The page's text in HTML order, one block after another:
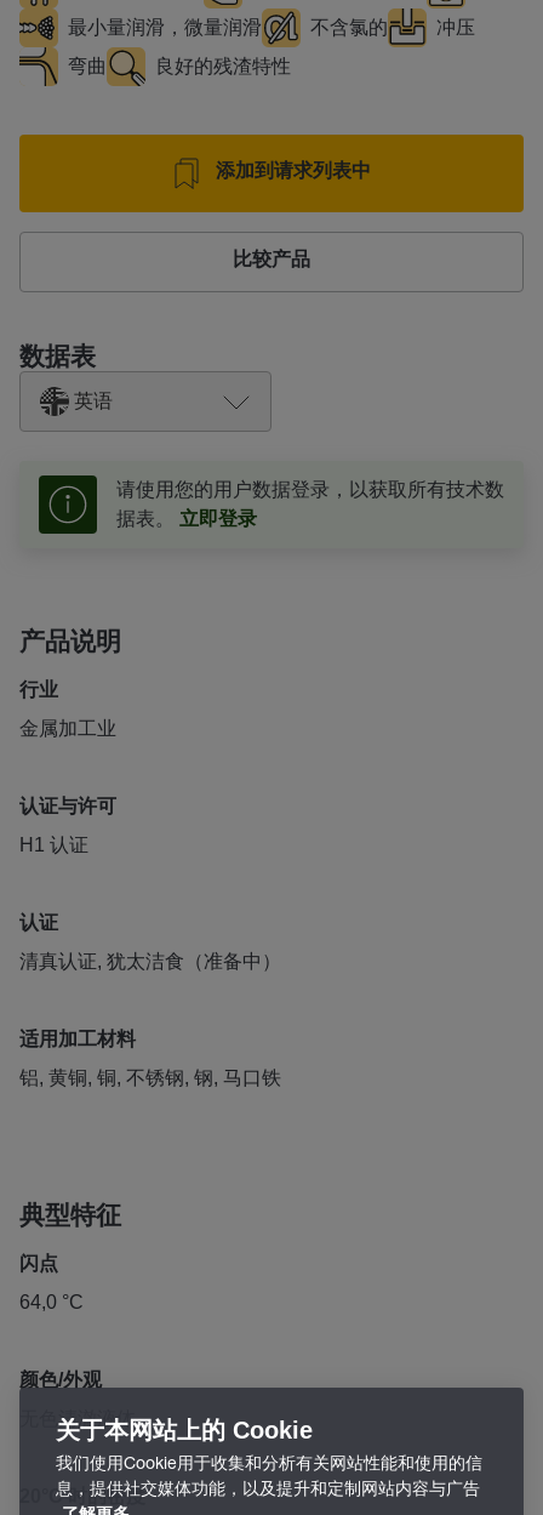
最小量润滑，微量润滑
不含氯的
冲压
弯曲
良好的残渣特性
添加到请求列表中
比较产品
数据表
英语
请使用您的用户数据登录，以获取所有技术数
据表。 立即登录
产品说明
行业
金属加工业
认证与许可
H1 认证
认证
清真认证, 犹太洁食（准备中）
适用加工材料
铝, 黄铜, 铜, 不锈钢, 钢, 马口铁
典型特征
闪点
64,0 °C
颜色/外观
无色清澈液体
20°C 时的密度
关于本网站上的 Cookie
我们使用Cookie用于收集和分析有关网站性能和使用的信
息，提供社交媒体功能，以及提升和定制网站内容与广告